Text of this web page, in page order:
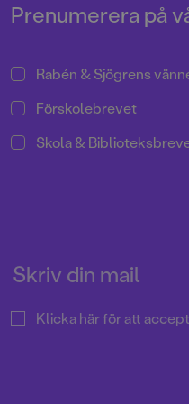
Prenumerera på
Rabén & Sjögrens
Förskolebrevet
Skola &
Klicka här för att